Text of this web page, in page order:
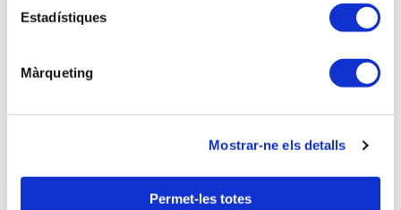
Estadístiques
Màrqueting
Mostrar-ne els detalls
Permet-les totes